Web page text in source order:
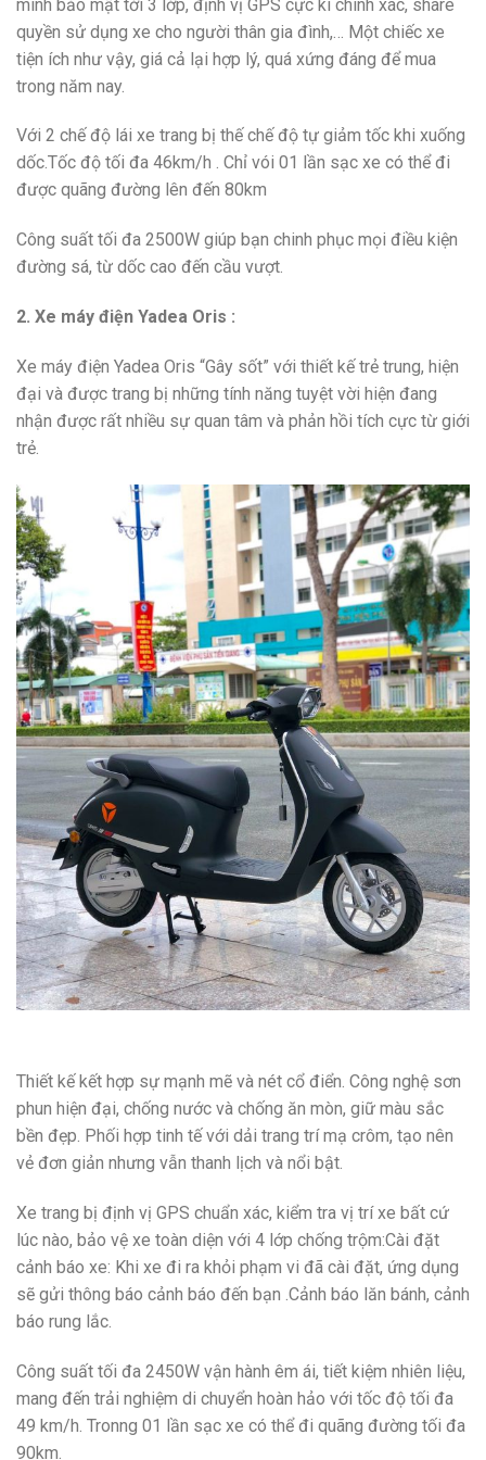
minh bảo mật tới 3 lớp, định vị GPS cực kì chính xác, share
quyền sử dụng xe cho người thân gia đình,… Một chiếc xe
tiện ích như vậy, giá cả lại hợp lý, quá xứng đáng để mua
trong năm nay.
Với 2 chế độ lái xe trang bị thế chế độ tự giảm tốc khi xuống
dốc.Tốc độ tối đa 46km/h . Chỉ vói 01 lần sạc xe có thể đi
được quãng đường lên đến 80km
Công suất tối đa 2500W giúp bạn chinh phục mọi điều kiện
đường sá, từ dốc cao đến cầu vượt.
2. Xe máy điện Yadea Oris :
Xe máy điện Yadea Oris “Gây sốt” với thiết kế trẻ trung, hiện
đại và được trang bị những tính năng tuyệt vời hiện đang
nhận được rất nhiều sự quan tâm và phản hồi tích cực từ giới
trẻ.
Thiết kế kết hợp sự mạnh mẽ và nét cổ điển. Công nghệ sơn
phun hiện đại, chống nước và chống ăn mòn, giữ màu sắc
bền đẹp. Phối hợp tinh tế với dải trang trí mạ crôm, tạo nên
vẻ đơn giản nhưng vẫn thanh lịch và nổi bật.
Xe trang bị định vị GPS chuẩn xác, kiểm tra vị trí xe bất cứ
lúc nào, bảo vệ xe toàn diện với 4 lớp chống trộm:Cài đặt
cảnh báo xe: Khi xe đi ra khỏi phạm vi đã cài đặt, ứng dụng
sẽ gửi thông báo cảnh báo đến bạn .Cảnh báo lăn bánh, cảnh
báo rung lắc.
Công suất tối đa 2450W vận hành êm ái, tiết kiệm nhiên liệu,
mang đến trải nghiệm di chuyển hoàn hảo với tốc độ tối đa
49 km/h. Tronng 01 lần sạc xe có thể đi quãng đường tối đa
90km.